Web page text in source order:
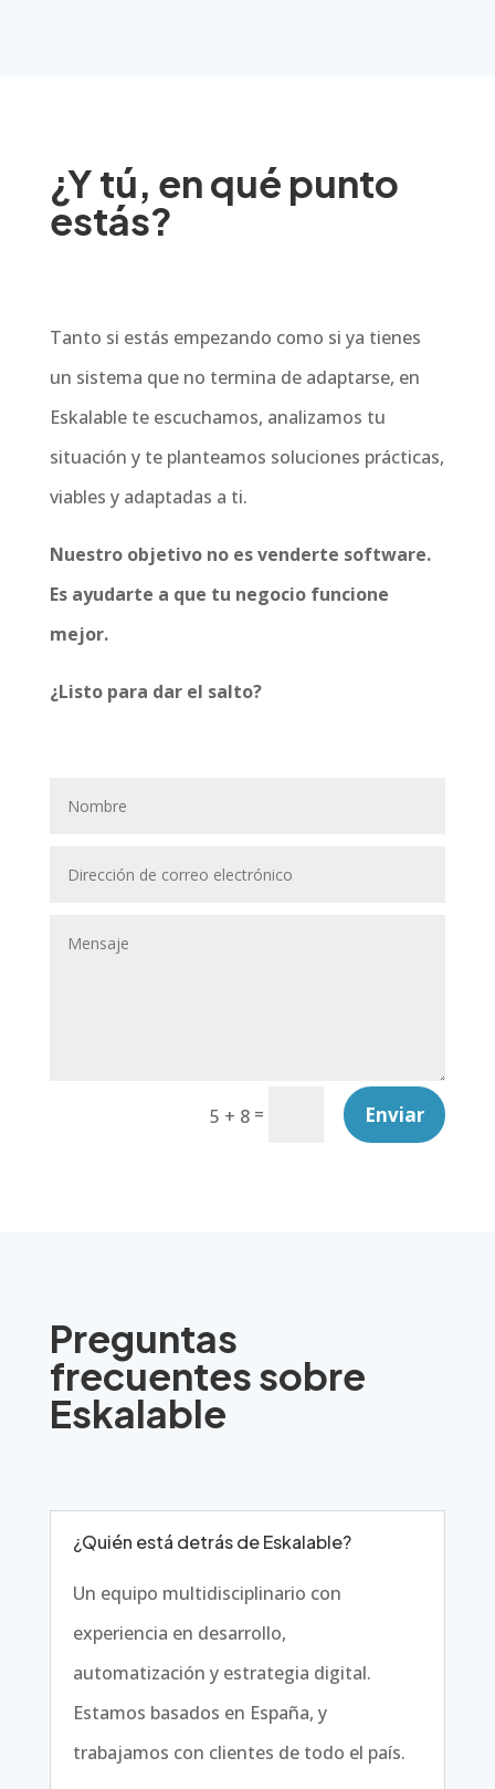
¿Y tú, en qué punto
estás?
Tanto si estás empezando como si ya tienes
un sistema que no termina de adaptarse, en
Eskalable te escuchamos, analizamos tu
situación y te planteamos soluciones prácticas,
viables y adaptadas a ti.
Nuestro objetivo no es venderte software.
Es ayudarte a que tu negocio funcione
mejor.
¿Listo para dar el salto?
5 + 8 = Enviar
Preguntas
frecuentes sobre
Eskalable
¿Quién está detrás de Eskalable?
Un equipo multidisciplinario con
experiencia en desarrollo,
automatización y estrategia digital.
Estamos basados en España, y
trabajamos con clientes de todo el país.